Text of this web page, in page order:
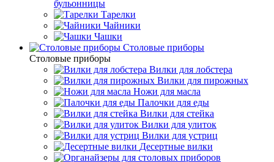
бульонницы
Тарелки
Чайники
Чашки
Cтоловые приборы
Cтоловые приборы
Вилки для лобстера
Вилки для пирожных
Ножи для масла
Палочки для еды
Вилки для стейка
Вилки для улиток
Вилки для устриц
Десертные вилки